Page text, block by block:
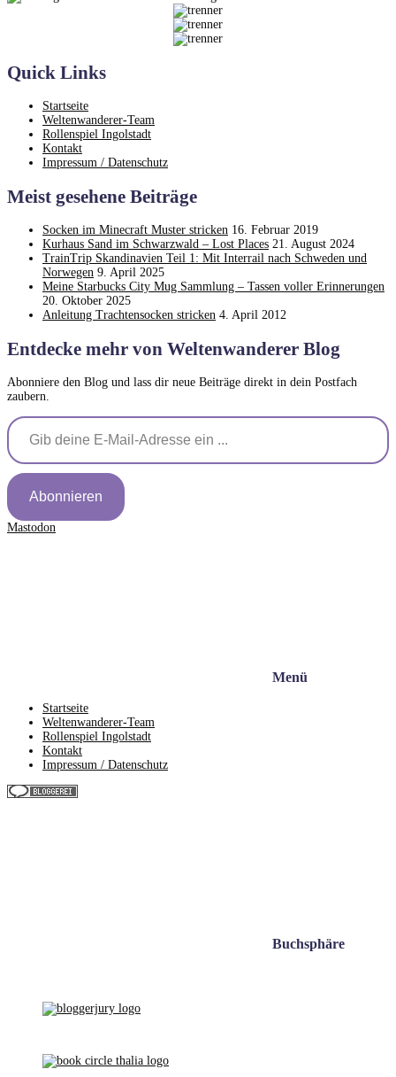
Quick Links
Startseite
Weltenwanderer-Team
Rollenspiel Ingolstadt
Kontakt
Impressum / Datenschutz
Meist gesehene Beiträge
Socken im Minecraft Muster stricken 16. Februar 2019
Kurhaus Sand im Schwarzwald – Lost Places 21. August 2024
TrainTrip Skandinavien Teil 1: Mit Interrail nach Schweden und
Norwegen 9. April 2025
Meine Starbucks City Mug Sammlung – Tassen voller Erinnerungen
20. Oktober 2025
Anleitung Trachtensocken stricken 4. April 2012
Entdecke mehr von Weltenwanderer Blog
Abonniere den Blog und lass dir neue Beiträge direkt in dein Postfach
zaubern.
Gib deine E-Mail-Adresse ein ...
Abonnieren
Mastodon
Menü
Startseite
Weltenwanderer-Team
Rollenspiel Ingolstadt
Kontakt
Impressum / Datenschutz
Buchsphäre